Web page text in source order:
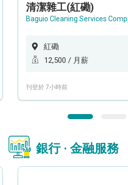
清潔雜工(紅磡)
Baguio Cleaning Services
紅磡
12,500 / 月薪
刊登於 7小時前
銀行 · 金融服務